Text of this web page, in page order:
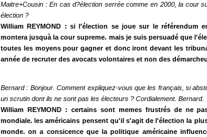
Maitre+Cousin : En cas d?élection serrée comme en 2000, la cour
élection ?
William REYMOND : si l'élection se joue sur le référendum
montera jusquà la cour supreme. mais je suis persuadé que
toutes les moyens pour gagner et donc iront devant les
année de recruter des avocats volontaires et non des
Bernard : Bonjour. Comment expliquez-vous que les français, si
un scrutin dont ils ne sont pas les électeurs ? Cordialement. Bernard.
William REYMOND : certains sont memes frustrés de ne
mondiale. les américains pensent qu'il s'agit de l'élection la
monde. on a consicence que la politique américaine